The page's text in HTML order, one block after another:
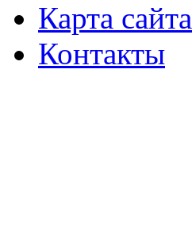
Карта сайта
Контакты